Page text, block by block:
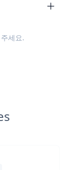
세요.